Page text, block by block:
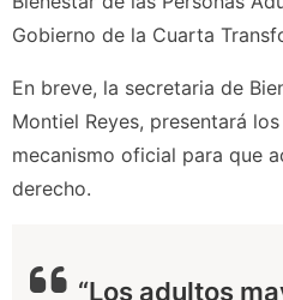
Gobierno de la Cuarta
En breve, la secretaria de
Montiel Reyes, presentará
mecanismo oficial para que
derecho.
“Los adultos